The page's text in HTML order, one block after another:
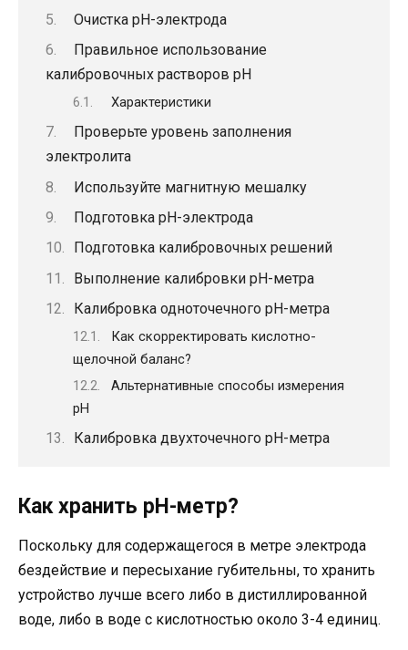
Очистка pH-электрода
Правильное использование
калибровочных растворов pH
Характеристики
Проверьте уровень заполнения
электролита
Используйте магнитную мешалку
Подготовка рН-электрода
Подготовка калибровочных решений
Выполнение калибровки pH-метра
Калибровка одноточечного рН-метра
Как скорректировать кислотно-
щелочной баланс?
Альтернативные способы измерения
pH
Калибровка двухточечного рН-метра
Как хранить рН-метр?
Поскольку для содержащегося в метре электрода
бездействие и пересыхание губительны, то хранить
устройство лучше всего либо в дистиллированной
воде, либо в воде с кислотностью около 3-4 единиц.